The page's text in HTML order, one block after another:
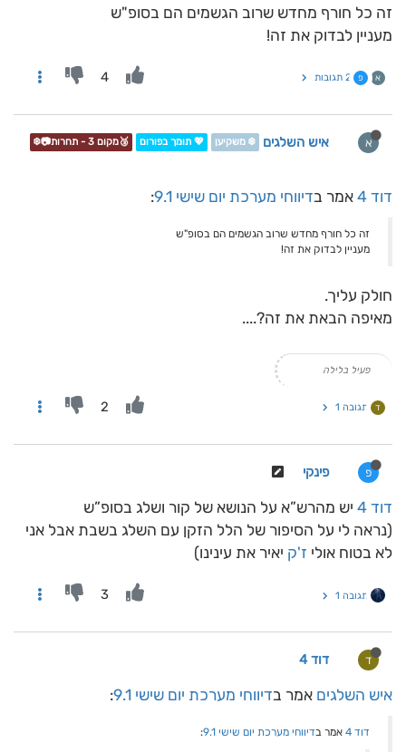
זה כל חורף מחדש שרוב הגשמים הם בסופ"ש
מעניין לבדוק את זה!
א פ 2 תגובות 4
א איש השלגים ❄️ משקיען 💖 תומך בפורום 🥉מקום 3 - תחרות📷❄️
דוד 4 אמר בדיווחי מערכת יום שישי 9.1 :
זה כל חורף מחדש שרוב הגשמים הם בסופ"ש
מעניין לבדוק את זה!
חולק עליך.
מאיפה הבאת את זה?....
פעיל בלילה
ד תגובה 1 2
פ פינקי
דוד 4
יש מהרש”א על הנושא של קור ושלג בסופ”ש
(נראה לי על הסיפור של הלל הזקן עם השלג בשבת אבל אני
לא בטוח אולי ז'ק יאיר את עינינו)
תגובה 1 3
ד דוד 4
איש השלגים אמר בדיווחי מערכת יום שישי 9.1 :
דוד 4 אמר בדיווחי מערכת יום שישי 9.1 :